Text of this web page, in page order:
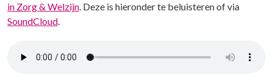
in Zorg & Welzijn. Deze is hieronder te beluisteren of via
SoundCloud.